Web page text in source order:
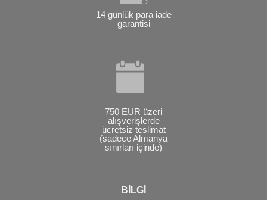
14 günlük para iade
garantisi
750 EUR üzeri
alışverişlerde
ücretsiz teslimat
(sadece Almanya
sınırları içinde)
BİLGİ